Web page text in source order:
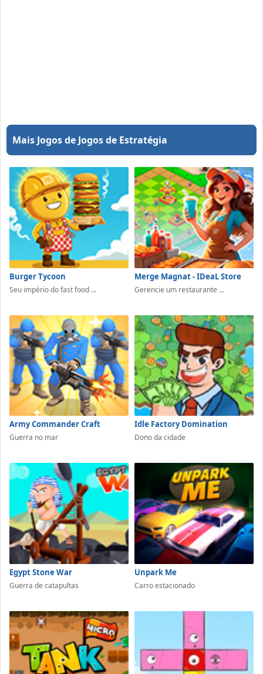
Mais Jogos de Jogos de Estratégia
Burger Tycoon
Seu império do fast food ...
Merge Magnat - IDeaL Store
Gerencie um restaurante ...
Army Commander Craft
Guerra no mar
Idle Factory Domination
Dono da cidade
Egypt Stone War
Guerra de catapultas
Unpark Me
Carro estacionado